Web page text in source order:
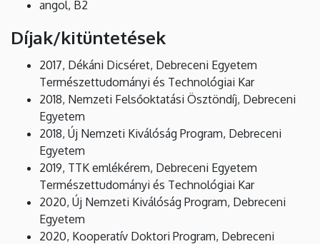
angol, B2
Díjak/kitüntetések
2017, Dékáni Dicséret, Debreceni Egyetem
Természettudományi és Technológiai Kar
2018, Nemzeti Felsőoktatási Ösztöndíj, Debreceni
Egyetem
2018, Új Nemzeti Kiválóság Program, Debreceni
Egyetem
2019, TTK emlékérem, Debreceni Egyetem
Természettudományi és Technológiai Kar
2020, Új Nemzeti Kiválóság Program, Debreceni
Egyetem
2020, Kooperatív Doktori Program, Debreceni